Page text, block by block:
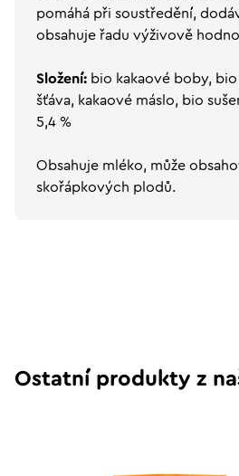
pomáhá při soustředění,
obsahuje řadu výživově
Složení: bio kakaové boby,
šťáva, kakaové máslo, bio
5,4 %
Obsahuje mléko, může
skořápkových plodů.
Ostatní produkty z